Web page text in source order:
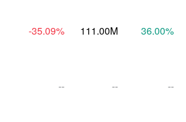
-35.09% 111.00M 36.00%
-- -- --